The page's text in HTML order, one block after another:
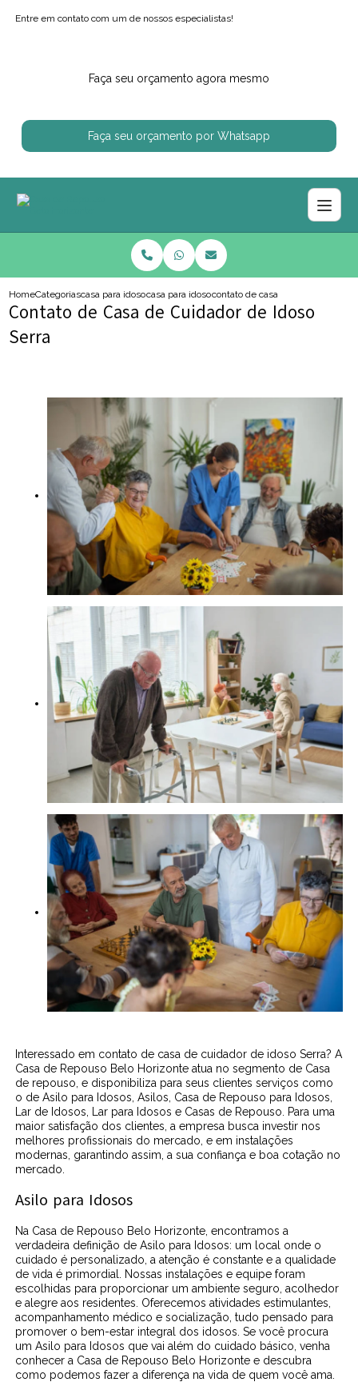
Entre em contato com um de nossos especialistas!
Faça seu orçamento agora mesmo
Faça seu orçamento por Whatsapp
HomeCategoriascasa para idososcasa para idoso com alzheimercontato de casa de cuidador de
Contato de Casa de Cuidador de Idoso
Serra
Interessado em contato de casa de cuidador de idoso Serra? A
Casa de Repouso Belo Horizonte atua no segmento de Casa
de repouso, e disponibiliza para seus clientes serviços como
o de Asilo para Idosos, Asilos, Casa de Repouso para Idosos,
Lar de Idosos, Lar para Idosos e Casas de Repouso. Para uma
maior satisfação dos clientes, a empresa busca investir nos
melhores profissionais do mercado, e em instalações
modernas, garantindo assim, a sua confiança e boa cotação no
mercado.
Asilo para Idosos
Na Casa de Repouso Belo Horizonte, encontramos a
verdadeira definição de Asilo para Idosos: um local onde o
cuidado é personalizado, a atenção é constante e a qualidade
de vida é primordial. Nossas instalações e equipe foram
escolhidas para proporcionar um ambiente seguro, acolhedor
e alegre aos residentes. Oferecemos atividades estimulantes,
acompanhamento médico e socialização, tudo pensado para
promover o bem-estar integral dos idosos. Se você procura
um Asilo para Idosos que vai além do cuidado básico, venha
conhecer a Casa de Repouso Belo Horizonte e descubra
como podemos fazer a diferença na vida de quem você ama.